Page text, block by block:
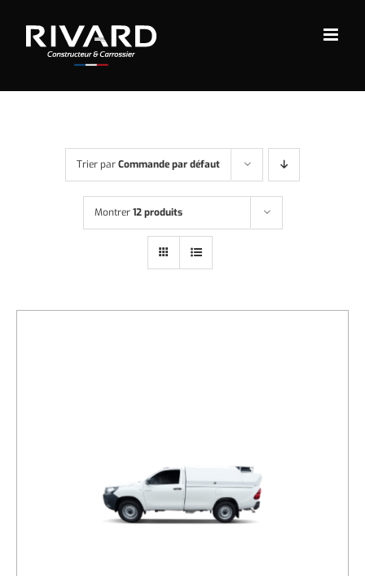
contenu
Trier parCommande par défaut
Montrer12 produits
DÉTAILS